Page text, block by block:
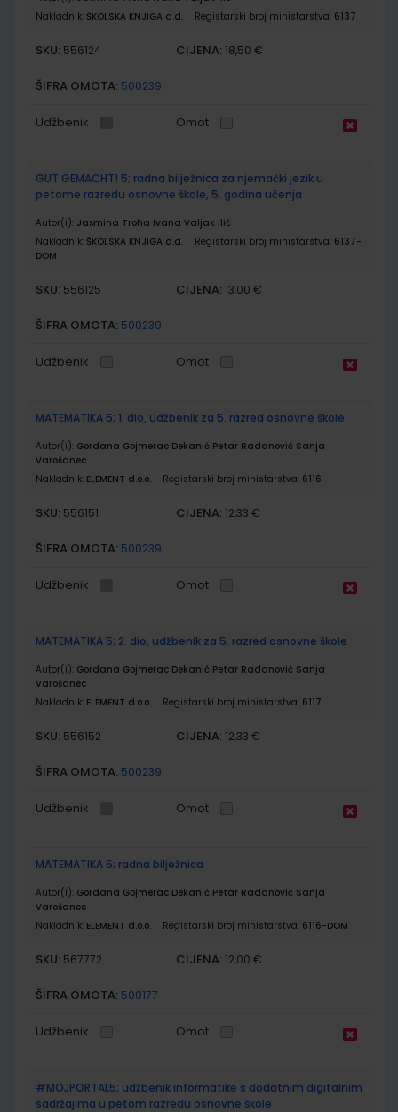
Nakladnik: ŠKOLSKA KNJIGA d.d. Registarski broj ministarstva: 6137
SKU: 556124 CIJENA: 18,50 €
ŠIFRA OMOTA: 500239
Udžbenik Omot
GUT GEMACHT! 5; radna bilježnica za njemački jezik u
petome razredu osnovne škole, 5. godina učenja
Autor(i): Jasmina Troha Ivana Valjak Ilić
Nakladnik: ŠKOLSKA KNJIGA d.d. Registarski broj ministarstva: 6137-
DOM
SKU: 556125 CIJENA: 13,00 €
ŠIFRA OMOTA: 500239
Udžbenik Omot
MATEMATIKA 5; 1. dio, udžbenik za 5. razred osnovne škole
Autor(i): Gordana Gojmerac Dekanić Petar Radanović Sanja
Varošanec
Nakladnik: ELEMENT d.o.o. Registarski broj ministarstva: 6116
SKU: 556151 CIJENA: 12,33 €
ŠIFRA OMOTA: 500239
Udžbenik Omot
MATEMATIKA 5; 2. dio, udžbenik za 5. razred osnovne škole
Autor(i): Gordana Gojmerac Dekanić Petar Radanović Sanja
Varošanec
Nakladnik: ELEMENT d.o.o. Registarski broj ministarstva: 6117
SKU: 556152 CIJENA: 12,33 €
ŠIFRA OMOTA: 500239
Udžbenik Omot
MATEMATIKA 5; radna bilježnica
Autor(i): Gordana Gojmerac Dekanić Petar Radanović Sanja
Varošanec
Nakladnik: ELEMENT d.o.o. Registarski broj ministarstva: 6116-DOM
SKU: 567772 CIJENA: 12,00 €
ŠIFRA OMOTA: 500177
Udžbenik Omot
#MOJPORTAL5; udžbenik informatike s dodatnim digitalnim
sadržajima u petom razredu osnovne škole